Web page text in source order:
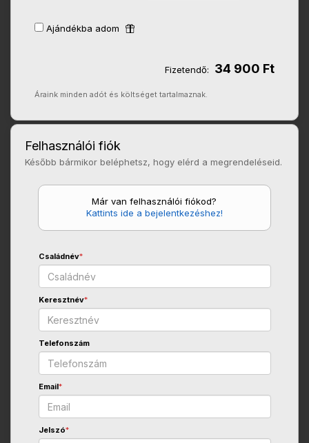
Ajándékba adom
Fizetendő: 34 900 Ft
Áraink minden adót és költséget tartalmaznak.
Felhasználói fiók
Később bármikor beléphetsz, hogy elérd a megrendeléseid.
Már van felhasználói fiókod?
Kattints ide a bejelentkezéshez!
Családnév*
Keresztnév*
Telefonszám
Email*
Jelszó*